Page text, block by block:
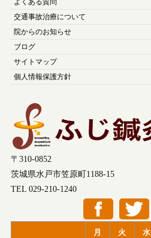
よくある質問
交通事故治療について
院からのお知らせ
ブログ
サイトマップ
個人情報保護方針
〒310-0852
茨城県水戸市笠原町1188-15
TEL 029-210-1240
月 火 水